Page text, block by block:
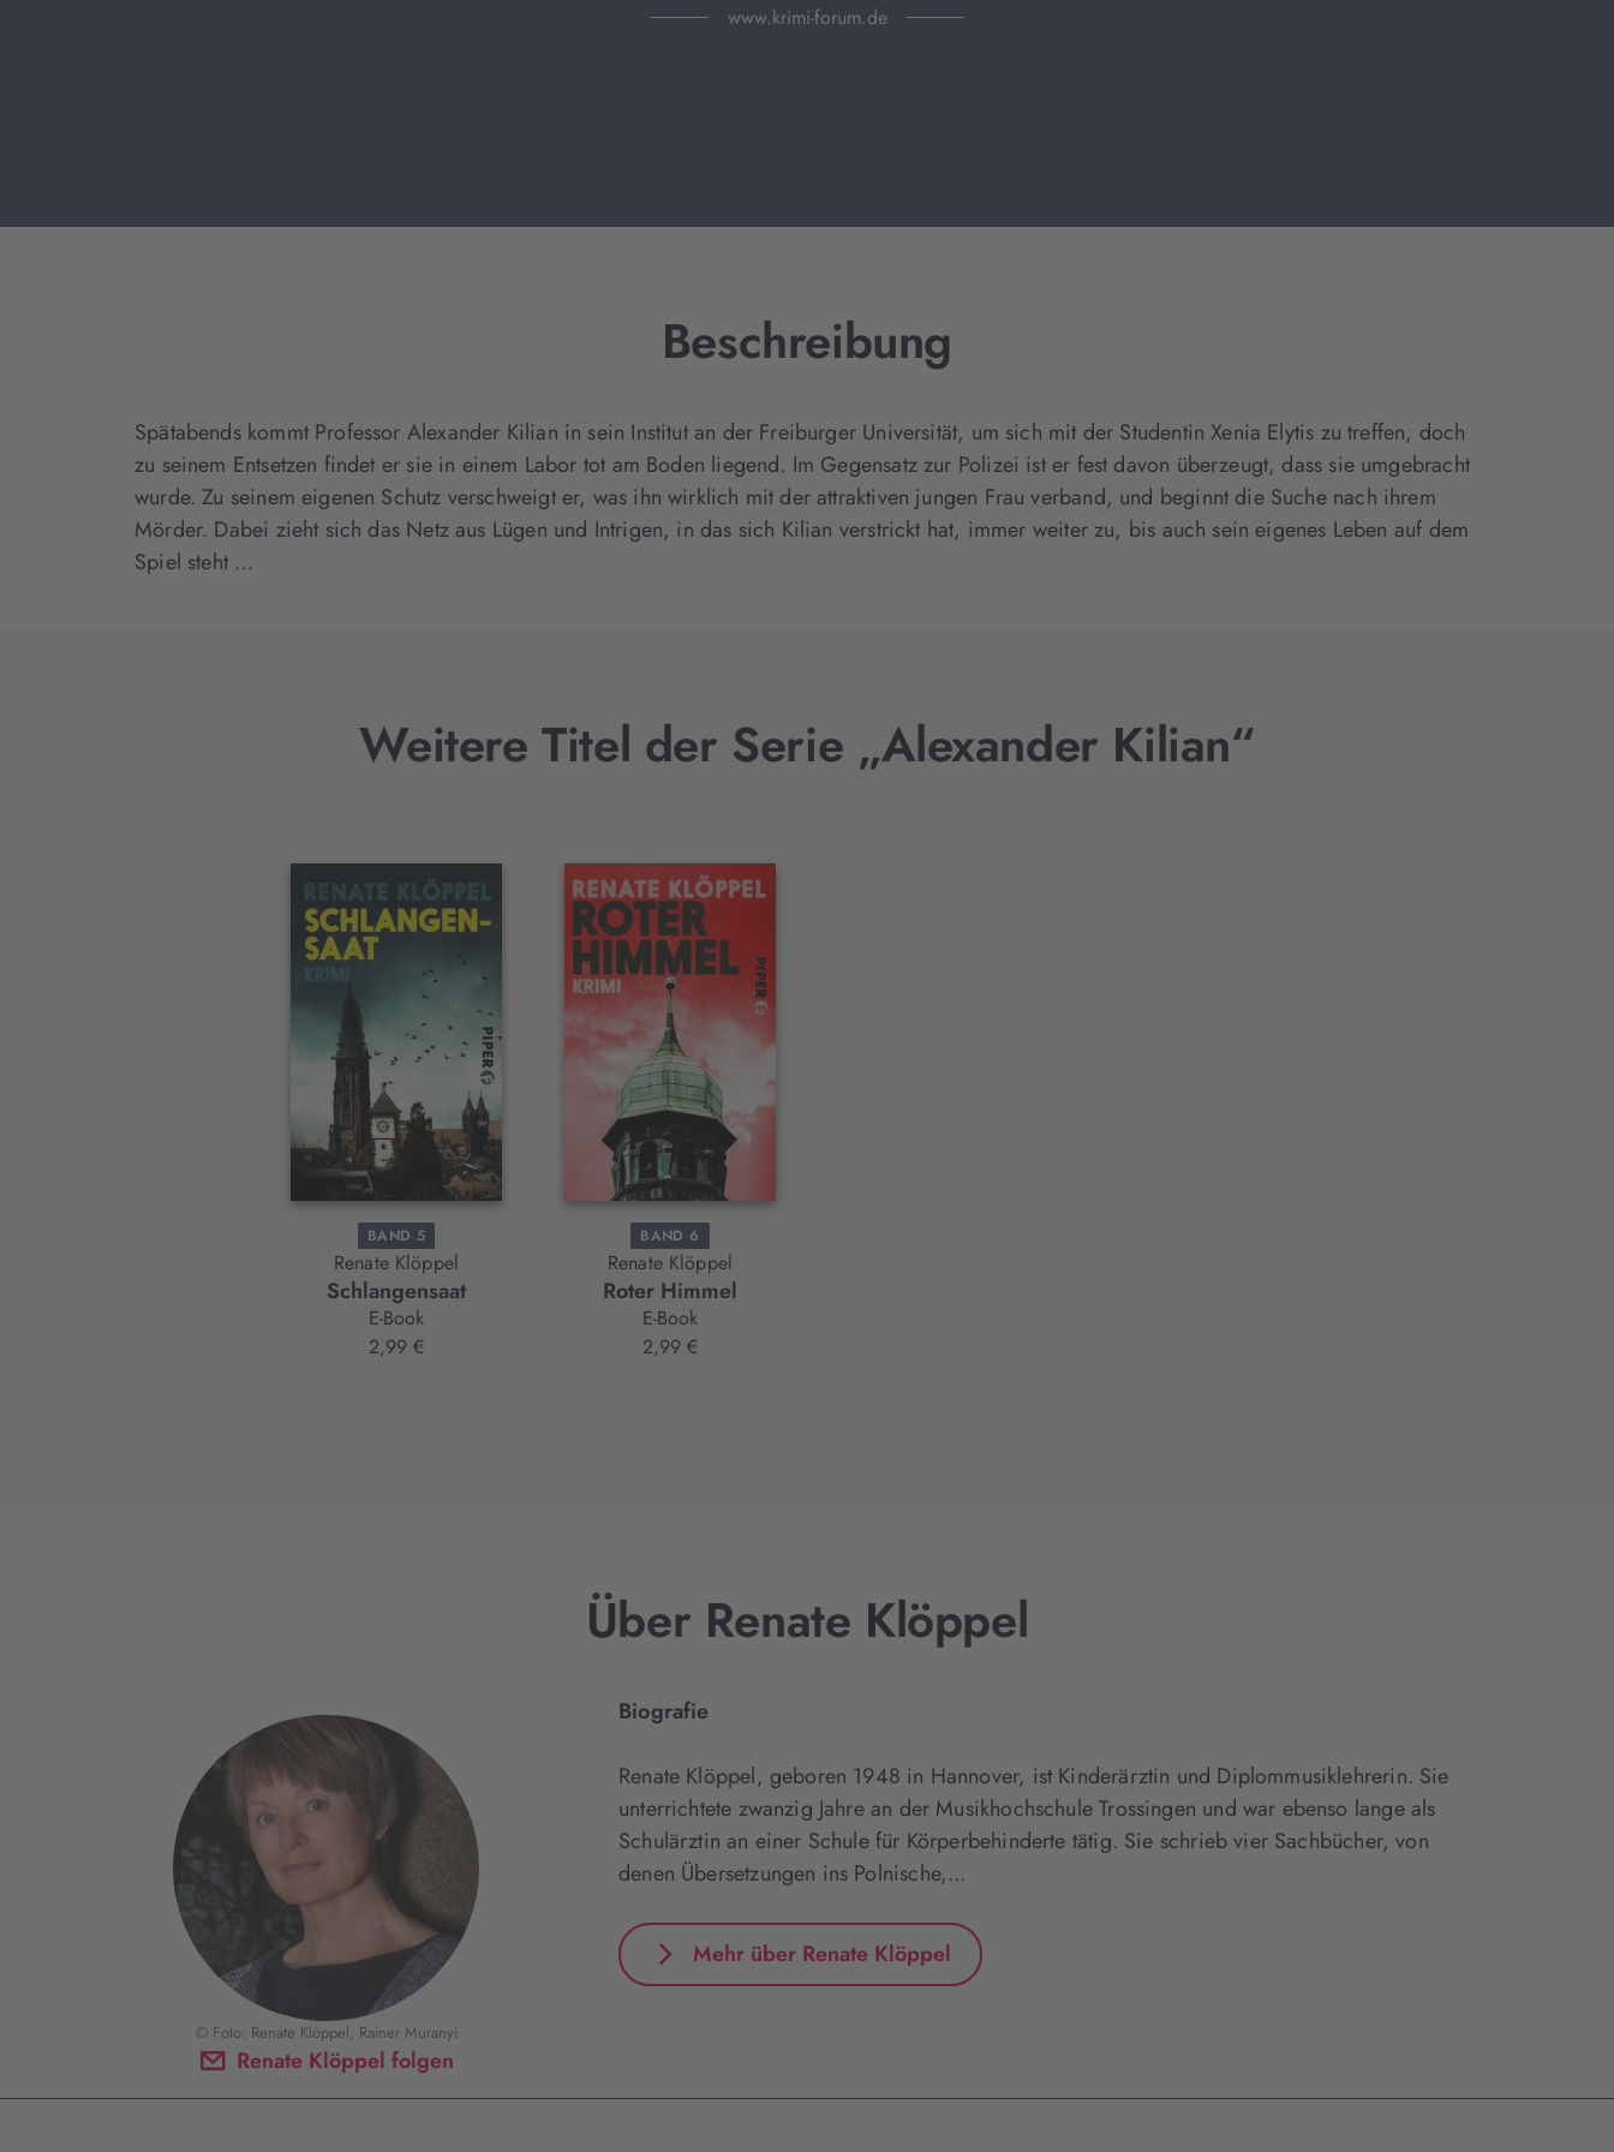
www.krimi-forum.de
Beschreibung
Spätabends kommt Professor Alexander Kilian in sein Institut an der Freiburger Universität, um sich mit der Studentin Xenia Elytis zu treffen, doch
zu seinem Entsetzen findet er sie in einem Labor tot am Boden liegend. Im Gegensatz zur Polizei ist er fest davon überzeugt, dass sie umgebracht
wurde. Zu seinem eigenen Schutz verschweigt er, was ihn wirklich mit der attraktiven jungen Frau verband, und beginnt die Suche nach ihrem
Mörder. Dabei zieht sich das Netz aus Lügen und Intrigen, in das sich Kilian verstrickt hat, immer weiter zu, bis auch sein eigenes Leben auf dem
Spiel steht …
Weitere Titel der Serie „Alexander Kilian“
Interaktives
Slider-
Element
BAND 5
Renate Klöppel
Schlangensaat
E-Book
2,99 €
BAND 6
Renate Klöppel
Roter Himmel
E-Book
2,99 €
Über Renate Klöppel
Renate Klöppel folgen
© Foto: Renate Klöppel, Rainer Muranyi
Biografie
Renate Klöppel, geboren 1948 in Hannover, ist Kinderärztin und Diplommusiklehrerin. Sie
unterrichtete zwanzig Jahre an der Musikhochschule Trossingen und war ebenso lange als
Schulärztin an einer Schule für Körperbehinderte tätig. Sie schrieb vier Sachbücher, von
denen Übersetzungen ins Polnische,...
Mehr über Renate Klöppel